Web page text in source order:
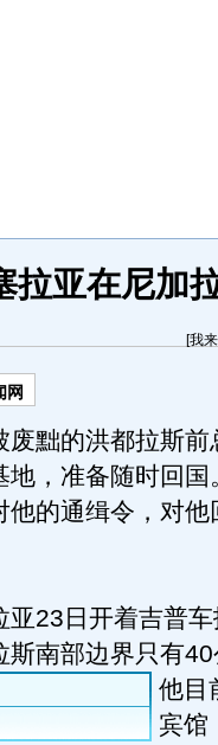
拉亚在尼加
[我
网
黜的洪都拉斯前
，准备随时回国
的通缉令，对他
23日开着吉普车
斯南部边界只有
他目
宾馆